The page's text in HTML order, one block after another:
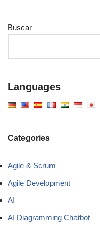
Buscar
Languages
Categories
Agile & Scrum
Agile Development
AI
AI Diagramming Chatbot